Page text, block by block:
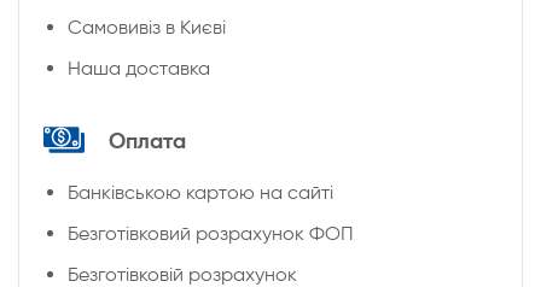
Cамовивіз в Києві
Наша доставка
Оплата
Банківською картою на сайті
Безготівковий розрахунок ФОП
Безготівковій розрахунок